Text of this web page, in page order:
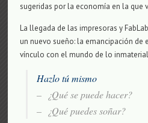
sugeridas por la economía en la que
La llegada de las impresoras y
un nuevo sueño: la emancipación de
vínculo con el mundo de lo
Hazlo tú mismo
– ¿Qué se puede hacer?
– ¿Qué puedes soñar?